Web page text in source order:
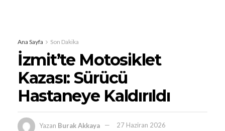
Ana Sayfa Son Dakika
İzmit’te Motosiklet
Kazası: Sürücü
Hastaneye Kaldırıldı
Yazan Burak Akkaya 27 Haziran 2026